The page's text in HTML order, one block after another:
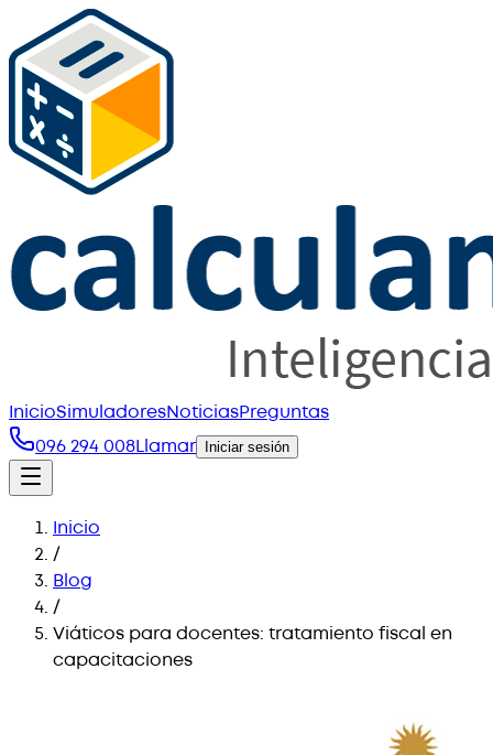
InicioSimuladoresNoticiasPreguntas
096 294 008Llamar Iniciar sesión
Inicio
/
Blog
/
Viáticos para docentes: tratamiento fiscal en
capacitaciones